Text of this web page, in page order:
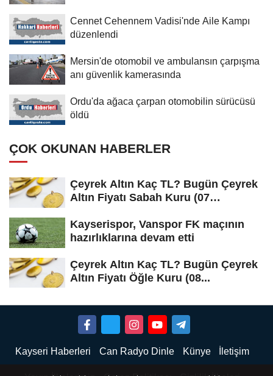
Cennet Cehennem Vadisi'nde Aile Kampı
düzenlendi
Mersin'de otomobil ve ambulansın çarpışma
anı güvenlik kamerasında
Ordu'da ağaca çarpan otomobilin sürücüsü
öldü
ÇOK OKUNAN HABERLER
Çeyrek Altın Kaç TL? Bugün Çeyrek
Altın Fiyatı Sabah Kuru (07
Kayserispor, Vanspor FK maçının
hazırlıklarına devam etti
Çeyrek Altın Kaç TL? Bugün Çeyrek
Altın Fiyatı Öğle Kuru (08...
Kayseri Haberleri Can Radyo Dinle Künye İletişim